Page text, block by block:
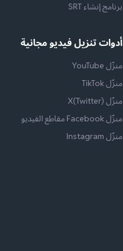
برنامج إنشاء SRT
أدوات تنزيل فيديو مجانية
منزّل YouTube
منزّل TikTok
منزّل X(Twitter)
منزّل Facebook مقاطع الفيديو
منزّل Instagram